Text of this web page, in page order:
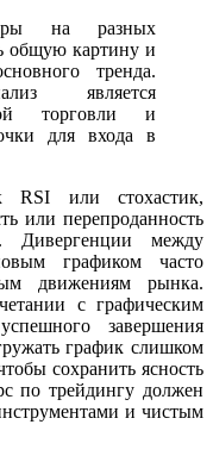
на разных
общую картину и
тренда.
является
торговли и
для входа в
RSI или стохастик,
или перепроданность
Дивергенции между
графиком часто
движениям рынка.
с графическим
завершения
график слишком
сохранить ясность
по трейдингу должен
и чистым